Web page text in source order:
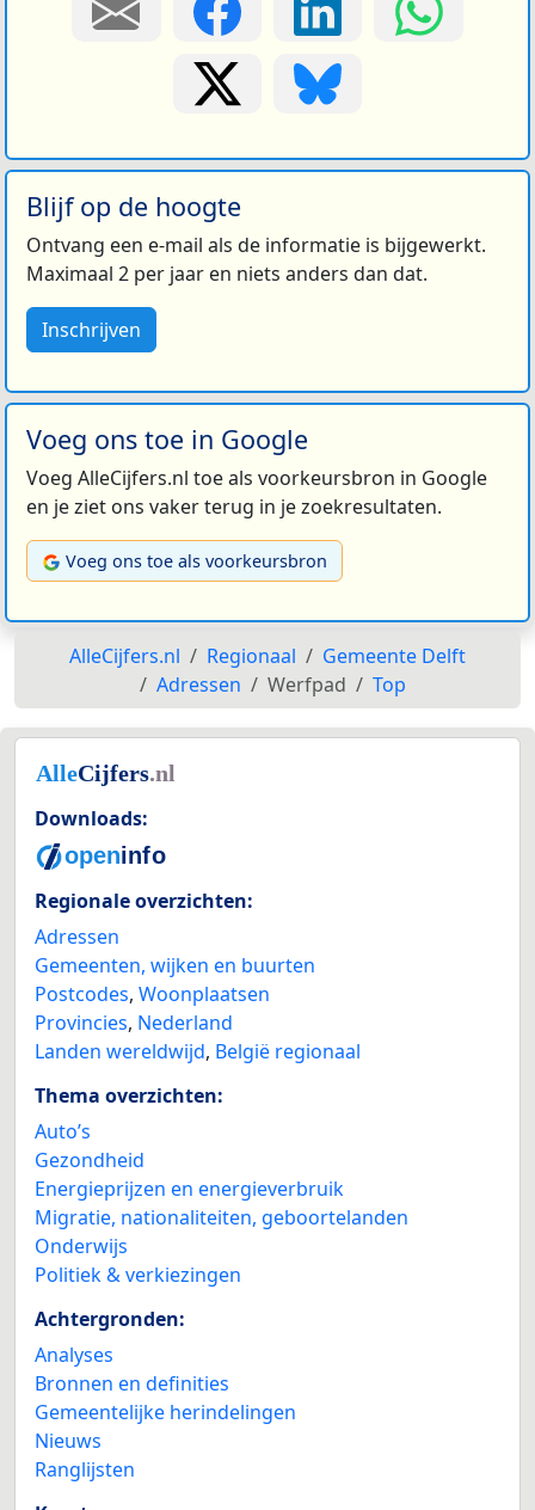
Blijf op de hoogte
Ontvang een e-mail als de informatie is bijgewerkt.
Maximaal 2 per jaar en niets anders dan dat.
Inschrijven
Voeg ons toe in Google
Voeg AlleCijfers.nl toe als voorkeursbron in Google
en je ziet ons vaker terug in je zoekresultaten.
Voeg ons toe als voorkeursbron
AlleCijfers.nl Regionaal
Gemeente Delft
Adressen
Werfpad Top
Downloads:
Regionale overzichten:
Adressen
Gemeenten, wijken en buurten
Postcodes, Woonplaatsen
Provincies, Nederland
Landen wereldwijd, België regionaal
Thema overzichten:
Auto’s
Gezondheid
Energieprijzen en energieverbruik
Migratie, nationaliteiten, geboortelanden
Onderwijs
Politiek & verkiezingen
Achtergronden:
Analyses
Bronnen en definities
Gemeentelijke herindelingen
Nieuws
Ranglijsten